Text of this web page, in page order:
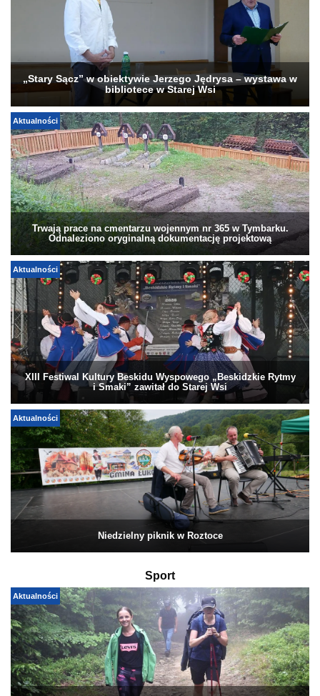
„Stary Sącz” w obiektywie Jerzego Jędrysa – wystawa w
bibliotece w Starej Wsi
Aktualności
Trwają prace na cmentarzu wojennym nr 365 w Tymbarku.
Odnaleziono oryginalną dokumentację projektową
Aktualności
XIII Festiwal Kultury Beskidu Wyspowego „Beskidzkie Rytmy
i Smaki” zawitał do Starej Wsi
Aktualności
Niedzielny piknik w Roztoce
Sport
Aktualności